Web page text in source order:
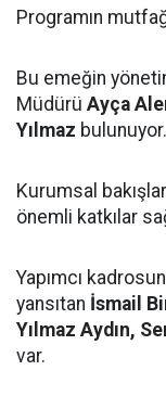
Programın
Bu emeğin
Müdürü Ayça
Yılmaz bulunuyor.
Kurumsal
önemli katkılar
Yapımcı
yansıtan İsmail
Yılmaz Aydın,
var.